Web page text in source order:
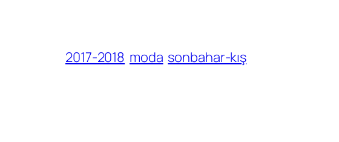
2017-2018 moda sonbahar-kış